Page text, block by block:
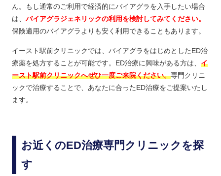
ん。もし通常のご利用で経済的にバイアグラを入手したい場合
は、 バイアグラジェネリックの利用を検討してみてください。
保険適用のバイアグラよりも安く利用できることもあります。
イースト駅前クリニックでは、バイアグラをはじめとしたED治
療薬を処方することが可能です。ED治療に興味がある方は、 イ
ースト駅前クリニックへぜひ一度ご来院ください。専門クリニ
ックで治療することで、あなたに合ったED治療をご提案いたし
ます。
お近くのED治療専門クリニックを探
す